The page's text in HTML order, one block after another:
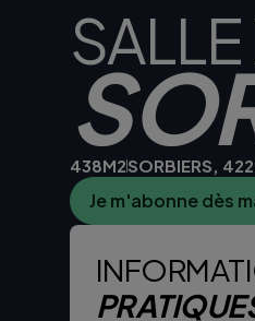
438M2SORBIERS,
Je m'abonne dès